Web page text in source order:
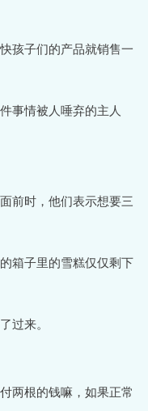
孩子们的产品就销售一
事情被人唾弃的主人
前时，他们表示想要三
箱子里的雪糕仅仅剩下
过来。
两根的钱嘛，如果正常